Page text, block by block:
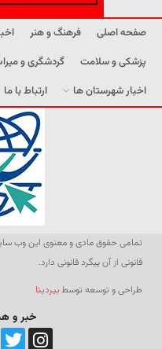
صفحه اصلی فرهنگ و هنر
پزشکی و سلامت
گردشگری و
اخبار شهرستان ها
ارتباط با ما
تمامی حقوق مادی و معنوی این وب
قانونی از آن پیگرد قانونی دارد.
طراحی و توسعه توسطبیردیتا
خبر و